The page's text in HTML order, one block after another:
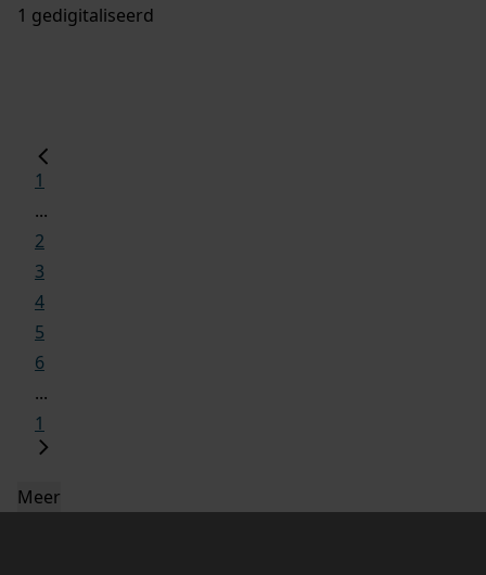
1 gedigitaliseerd
1
...
2
3
4
5
6
...
1
Meer